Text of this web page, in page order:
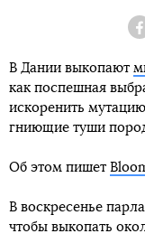
В Дании выкопают
как поспешная
искоренить
гниющие туши
Об этом пишет
В воскресенье
чтобы выкопать